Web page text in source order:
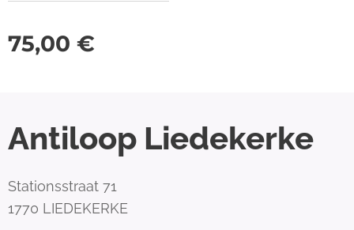
75,00 €
Antiloop Liedekerke
Stationsstraat 71
1770 LIEDEKERKE